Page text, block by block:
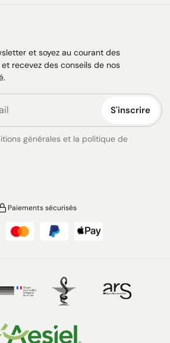
et soyez au courant des
recevez des conseils de nos
S'inscrire
générales et la politique de
Paiements sécurisés